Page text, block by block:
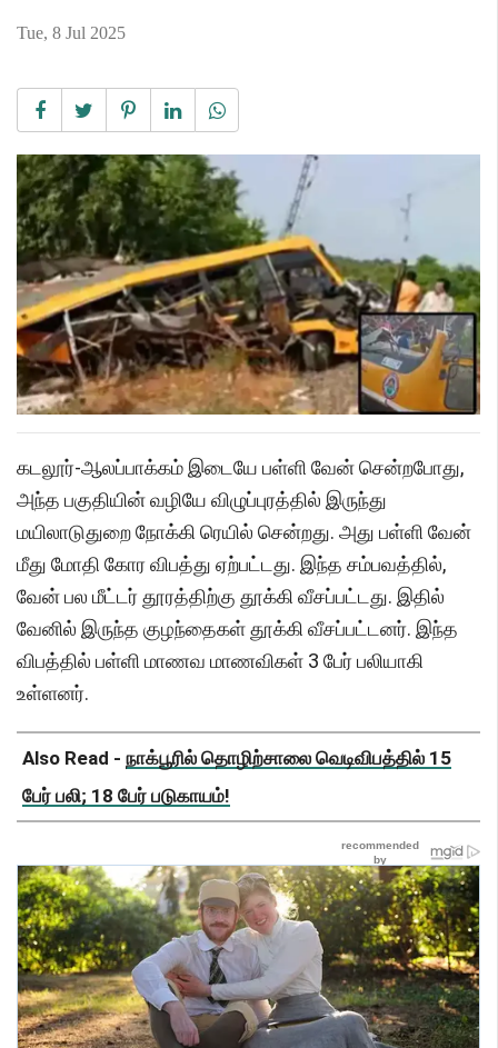
Tue, 8 Jul 2025
கடலூர்-ஆலப்பாக்கம் இடையே பள்ளி வேன் சென்றபோது,
அந்த பகுதியின் வழியே விழுப்புரத்தில் இருந்து
மயிலாடுதுறை நோக்கி ரெயில் சென்றது. அது பள்ளி வேன்
மீது மோதி கோர விபத்து ஏற்பட்டது. இந்த சம்பவத்தில்,
வேன் பல மீட்டர் தூரத்திற்கு தூக்கி வீசப்பட்டது. இதில்
வேனில் இருந்த குழந்தைகள் தூக்கி வீசப்பட்டனர். இந்த
விபத்தில் பள்ளி மாணவ மாணவிகள் 3 பேர் பலியாகி
உள்ளனர்.
Also Read - நாக்பூரில் தொழிற்சாலை வெடிவிபத்தில் 15
பேர் பலி; 18 பேர் படுகாயம்!